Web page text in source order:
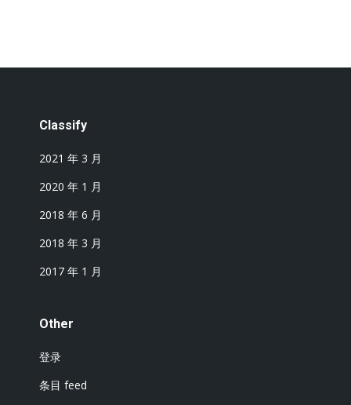
Classify
2021 年 3 月
2020 年 1 月
2018 年 6 月
2018 年 3 月
2017 年 1 月
Other
登录
条目 feed